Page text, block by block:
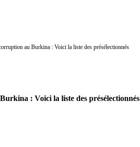
au Burkina : Voici la liste des présélectionnés
: Voici la liste des présélectionnés